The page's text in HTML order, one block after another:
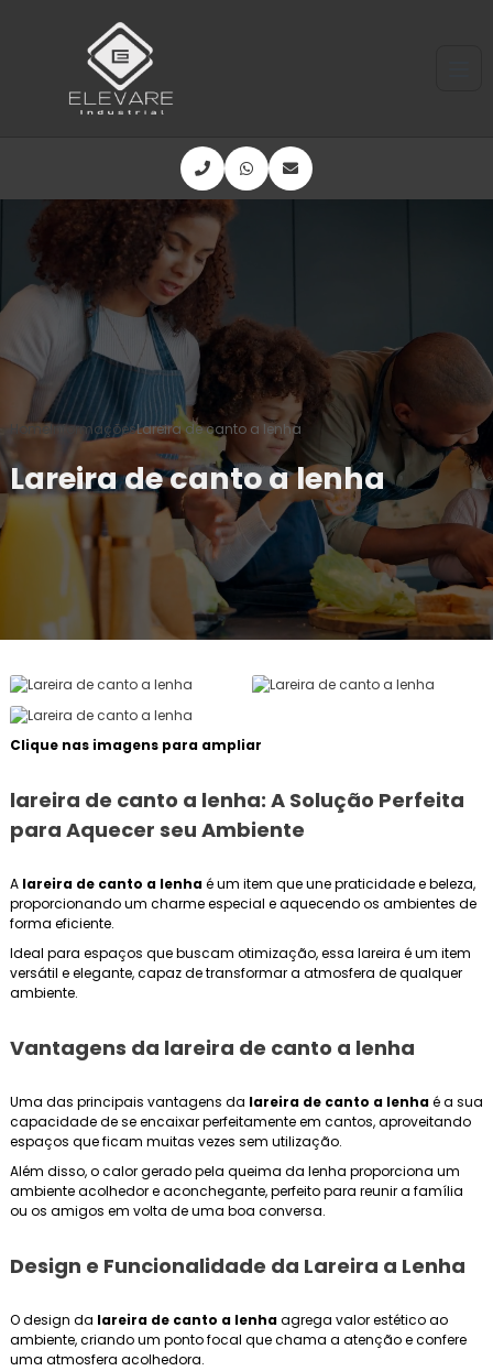
HomeInformaçõesLareira de canto a lenha
Lareira de canto a lenha
Clique nas imagens para ampliar
lareira de canto a lenha: A Solução Perfeita
para Aquecer seu Ambiente
A lareira de canto a lenhaé um item que une praticidade e beleza,
proporcionando um charme especial e aquecendo os ambientes de
forma eficiente.
Ideal para espaços que buscam otimização, essa lareira é um item
versátil e elegante, capaz de transformar a atmosfera de qualquer
ambiente.
Vantagens da lareira de canto a lenha
Uma das principais vantagens da lareira de canto a lenhaé a sua
capacidade de se encaixar perfeitamente em cantos, aproveitando
espaços que ficam muitas vezes sem utilização.
Além disso, o calor gerado pela queima da lenha proporciona um
ambiente acolhedor e aconchegante, perfeito para reunir a família
ou os amigos em volta de uma boa conversa.
Design e Funcionalidade da Lareira a Lenha
O design da lareira de canto a lenhaagrega valor estético ao
ambiente, criando um ponto focal que chama a atenção e confere
uma atmosfera acolhedora.